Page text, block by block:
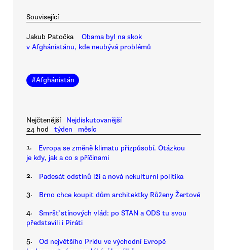
Související
Jakub Patočka
Obama byl na skok
v Afghánistánu, kde neubývá problémů
#Afghánistán
Nejčtenější
Nejdiskutovanější
24 hod
týden měsíc
1.
Evropa se změně klimatu přizpůsobí. Otázkou
je kdy, jak a co s příčinami
2. Padesát odstínů lži a nová nekulturní politika
3. Brno chce koupit dům architektky Růženy Žertové
4.
Smršť stínových vlád: po STAN a ODS tu svou
představili i Piráti
5.
Od největšího Pridu ve východní Evropě